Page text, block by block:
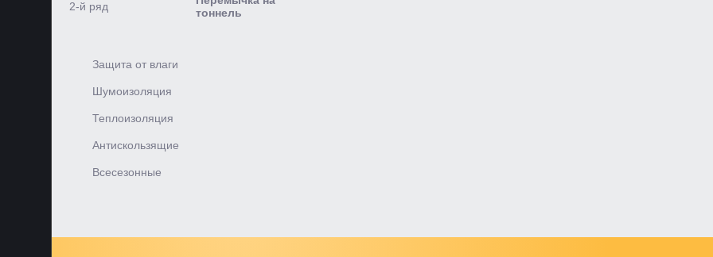
2-й ряд
тоннель
Защита от влаги
Шумоизоляция
Теплоизоляция
Антискользящие
Всесезонные